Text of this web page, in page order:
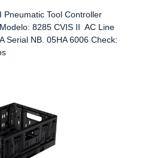
Tool Controller
8285 CVIS II AC Line
Serial NB. 05HA 6006 Check: